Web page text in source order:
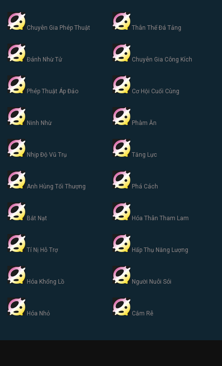
Chuyên Gia Phép Thuật Thân Thể Đá Tảng
Đánh Nhừ Tử Chuyên Gia Công Kích
Phép Thuật Áp Đảo Cơ Hội Cuối Cùng
Ninh Nhừ Phàm Ăn
Nhịp Độ Vũ Trụ Tăng Lực
Anh Hùng Tối Thượng Phá Cách
Bắt Nạt Hóa Thân Tham Lam
Tí Nị Hỗ Trợ Hấp Thụ Năng Lượng
Hóa Khổng Lồ Người Nuôi Sói
Hóa Nhỏ Cắm Rễ